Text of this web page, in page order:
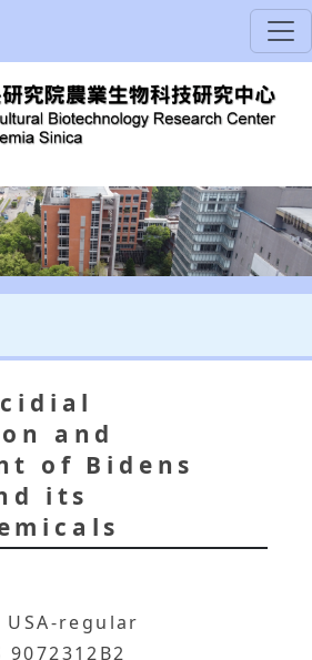
and
of Bidens
its
USA-regular
9072312B2